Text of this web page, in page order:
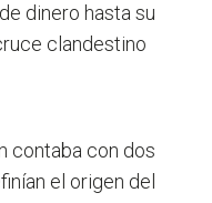
dinero hasta su
clandestino
contaba con dos
el origen del